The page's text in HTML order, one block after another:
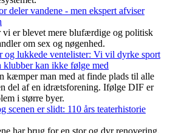
deler vandene - men ekspert afviser
vi er blevet mere blufærdige og politisk
om sex og nøgenhed.
og lukkede ventelister: Vi vil dyrke sport
klubber kan ikke følge med
kæmper man med at finde plads til alle
del af en idrætsforening. Ifølge DIF er
i større byer.
scenen er slidt: 110 års teaterhistorie